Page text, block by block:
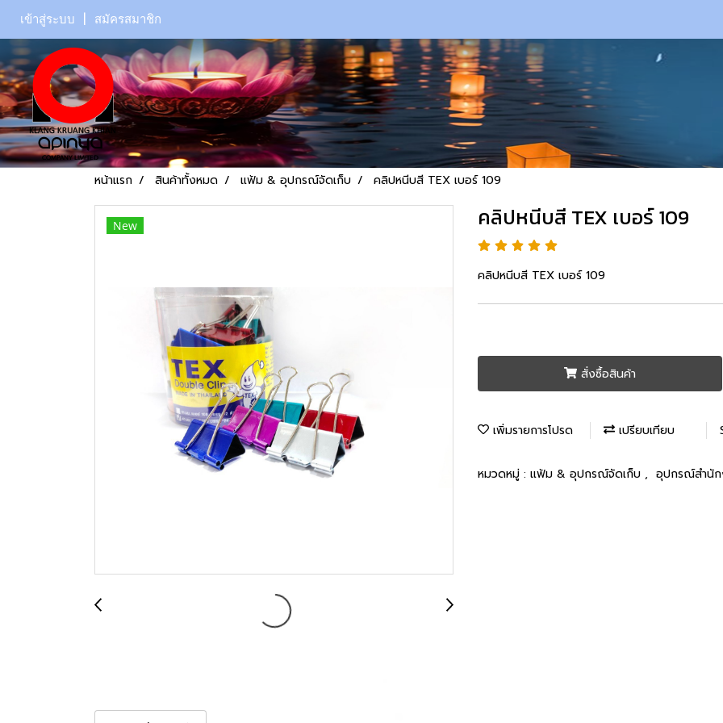
เข้าสู่ระบบ สมัครสมาชิก
หน้าแรก สินค้าทั้งหมด แฟ้ม & อุปกรณ์จัดเก็บ คลิปหนีบสี TEX เบอร์ 109
New คลิปหนีบสี TEX เบอร์ 109
คลิปหนีบสี TEX เบอร์ 109
สั่งซื้อสินค้า
เพิ่มรายการโปรด เปรียบเทียบ
หมวดหมู่ : แฟ้ม & อุปกรณ์จัดเก็บ , อุปกรณ์สำนัก